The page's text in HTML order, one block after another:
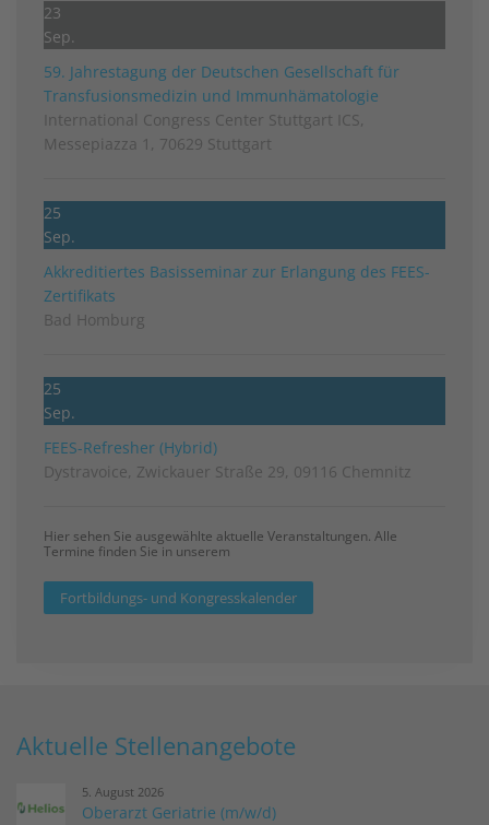
23
Sep.
59. Jahrestagung der Deutschen Gesellschaft für
Transfusionsmedizin und Immunhämatologie
International Congress Center Stuttgart ICS,
Messepiazza 1, 70629 Stuttgart
25
Sep.
Akkreditiertes Basisseminar zur Erlangung des FEES-
Zertifikats
Bad Homburg
25
Sep.
FEES-Refresher (Hybrid)
Dystravoice, Zwickauer Straße 29, 09116 Chemnitz
Hier sehen Sie ausgewählte aktuelle Veranstaltungen. Alle
Termine finden Sie in unserem
Fortbildungs- und Kongresskalender
Aktuelle Stellenangebote
5. August 2026
Oberarzt Geriatrie (m/w/d)